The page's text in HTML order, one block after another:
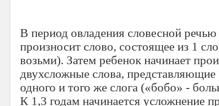
В период овладения словесной речью
произносит слово, состоящее из 1
возьми). Затем ребенок начинает
двухсложные слова, представляющие
одного и того же слога («бобо» -
К 1,3 годам начинается усложнение